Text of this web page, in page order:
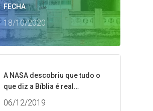
FECHA
18/10/2020
A NASA descobriu que tudo o
que diz a Bíblia é real…
06/12/2019